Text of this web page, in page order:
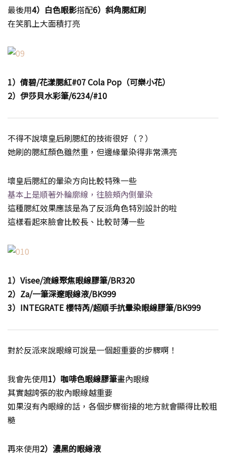
最後用4）白色眼影搭配6）斜角腮紅刷
在笑肌上大面積打亮
1）倩碧/花漾腮紅#07 Cola Pop（可樂小花）
2）伊莎貝水彩筆/6234/#10
不得不說壞皇后刷腮紅的技術很好（？）
她刷的腮紅顏色雖然重，但邊緣暈染得非常漂亮
壞皇后腮紅的暈染方向比較特殊一些
基本上是順著外輪廓線，往臉頰內側暈染
這種腮紅效果應該是為了反派角色特別設計的啦
這樣看起來臉會比較長、比較苛薄一些
1）Visee/流線聚焦眼線膠筆/BR320
2）Za/一筆深邃眼線液/BK999
3）INTEGRATE 櫻特芮/超順手抗暈染眼線膠筆/BK999
對於反派來說眼線可說是一個超重要的步驟啊！
我會先使用1）咖啡色眼線膠筆畫內眼線
其實越誇張的妝內眼線越重要
如果沒有內眼線的話，各個步驟銜接的地方就會顯得比較粗
糙
再來使用2）濃黑的眼線液